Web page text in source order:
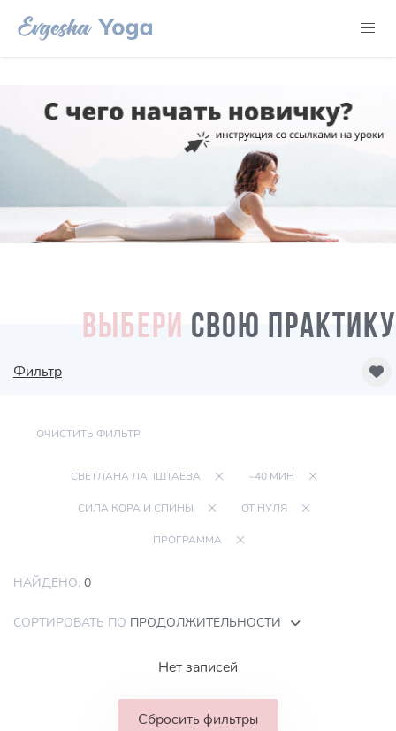
ВЫБЕРИ СВОЮ ПРАКТИКУ
Фильтр
ОЧИСТИТЬ ФИЛЬТР
СВЕТЛАНА ЛАПШТАЕВА ~40 МИН
СИЛА КОРА И СПИНЫ ОТ НУЛЯ
ПРОГРАММА
НАЙДЕНО: 0
СОРТИРОВАТЬ ПО ПРОДОЛЖИТЕЛЬНОСТИ
Нет записей
Сбросить фильтры